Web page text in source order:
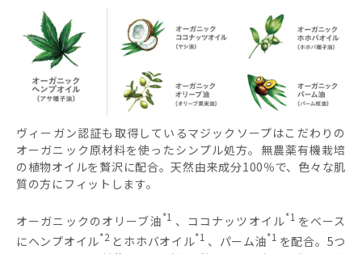
ヴィーガン認証も取得しているマジックソープはこだわりの
オーガニック原材料を使ったシンプル処方。無農薬有機栽培
の植物オイルを贅沢に配合。天然由来成分100％で、色々な肌
質の方にフィットします。
オーガニックのオリーブ油*1 、ココナッツオイル*1 をベース
にヘンプオイル*2 とホホバオイル*1 、パーム油*1 を配合。5つ